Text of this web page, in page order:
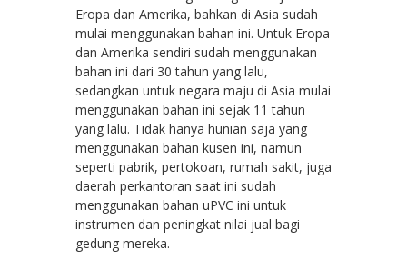
Eropa dan Amerika, bahkan di Asia sudah
mulai menggunakan bahan ini. Untuk Eropa
dan Amerika sendiri sudah menggunakan
bahan ini dari 30 tahun yang lalu,
sedangkan untuk negara maju di Asia mulai
menggunakan bahan ini sejak 11 tahun
yang lalu. Tidak hanya hunian saja yang
menggunakan bahan kusen ini, namun
seperti pabrik, pertokoan, rumah sakit, juga
daerah perkantoran saat ini sudah
menggunakan bahan uPVC ini untuk
instrumen dan peningkat nilai jual bagi
gedung mereka.